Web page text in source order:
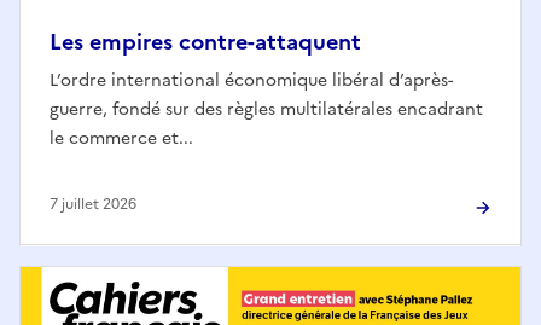
Les empires contre-attaquent
L’ordre international économique libéral d’après-
guerre, fondé sur des règles multilatérales encadrant
le commerce et...
7 juillet 2026